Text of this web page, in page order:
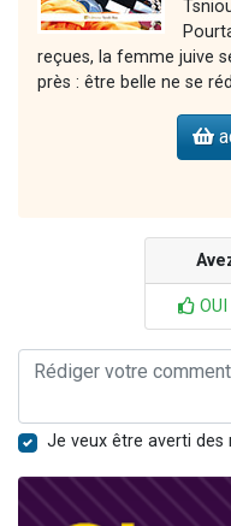
reçues, la femme juive
près : être belle ne se
OUI
Je veux être averti